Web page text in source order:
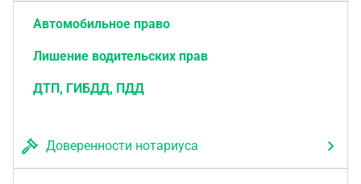
Автомобильное право
Лишение водительских прав
ДТП, ГИБДД, ПДД
Доверенности нотариуса